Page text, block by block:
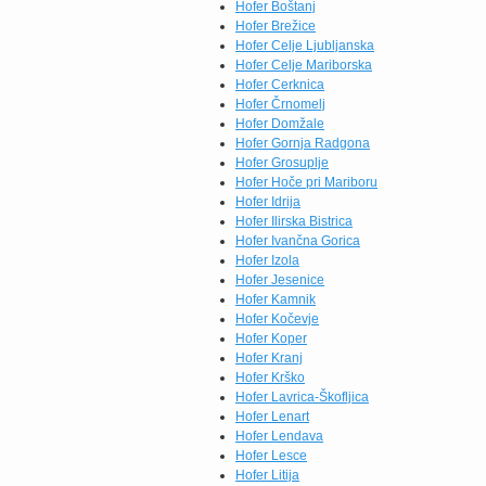
Seasons (750 g) po novi
redni ceni 1,84 €,
testenine […]
Hofer Boštanj
Hofer Brežice
Hofer Celje Ljubljanska
Hofer Celje Mariborska
Hofer Cerknica
Hofer Črnomelj
Hofer Domžale
Hofer Gornja Radgona
Hofer Grosuplje
Hofer Hoče pri Mariboru
Hofer Idrija
Hofer Ilirska Bistrica
Hofer Ivančna Gorica
Hofer Izola
Hofer Jesenice
Hofer Kamnik
Hofer Kočevje
Hofer Koper
Hofer Kranj
Hofer Krško
Hofer Lavrica-Škofljica
Hofer Lenart
Hofer Lendava
Hofer Lesce
Hofer Litija